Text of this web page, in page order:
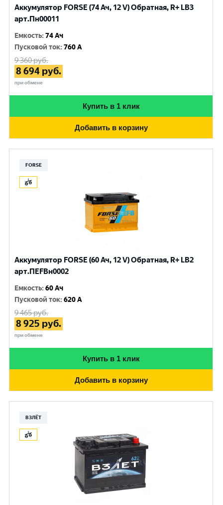
Аккумулятор FORSE (74 Ач, 12 V) Обратная, R+ LB3
арт.Пн00011
Емкость:74 Ач
Пусковой ток:760 A
9 360руб.
8 694 руб.
при обмене
Купить в 1 клик
Добавить в корзину
FORSE
Аккумулятор FORSE (60 Ач, 12 V) Обратная, R+ LB2
арт.ПEFBн0002
Емкость:60 Ач
Пусковой ток:620 A
9 465руб.
8 925 руб.
при обмене
Купить в 1 клик
Добавить в корзину
ВЗЛЁТ